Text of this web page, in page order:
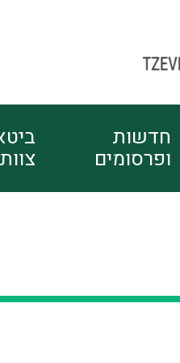
חדשות
ופרסומים צוות